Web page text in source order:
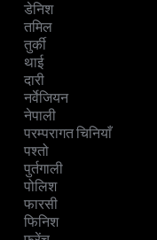
डेनिश
तमिल
तुर्की
थाई
दारी
नर्वेजियन
नेपाली
परम्परागत चिनियाँ
पश्तो
पुर्तगाली
पोलिश
फारसी
फिनिश